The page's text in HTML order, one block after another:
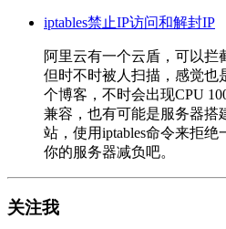
iptables禁止IP访问和解封IP
阿里云有一个云盾，可以拦
但时不时被人扫描，感觉也
个博客，不时会出现CPU
兼容，也有可能是服务器搭
站，使用iptables命令来拒
你的服务器减负吧。
关注我